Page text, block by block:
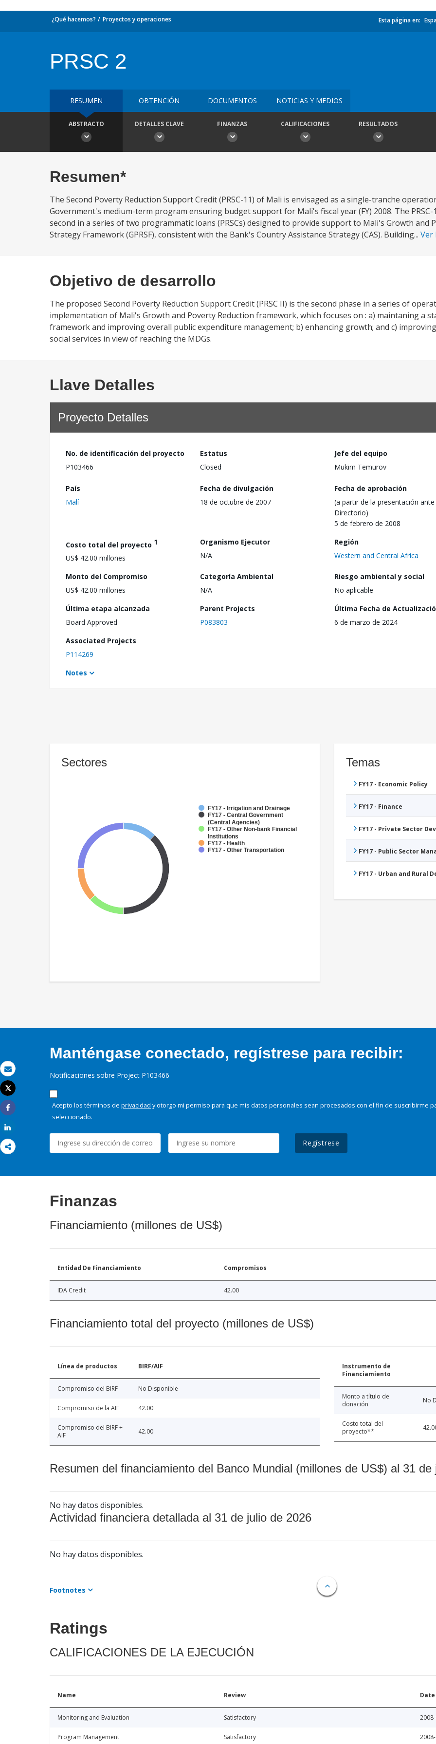
Correo electrónico
Imprimir
Tweet
Share
¿Qué hacemos? Proyectos y operaciones Esta página en:
PRSC 2
RESUMEN OBTENCIÓN DOCUMENTOS NOTICIAS Y MEDIOS
ABSTRACTO DETALLES CLAVE FINANZAS CALIFICACIONES RESULTADOS
Resumen*
The Second Poverty Reduction Support Credit (PRSC-11) of Mali is envisaged as a single-tranche
Government's medium-term program ensuring budget support for Mali's fiscal year (FY) 2008. The PRSC-
second in a series of two programmatic loans (PRSCs) designed to provide support to Mali's Growth and
Strategy Framework (GPRSF), consistent with the Bank's Country Assistance Strategy (CAS). Building... Ver
Objetivo de desarrollo
The proposed Second Poverty Reduction Support Credit (PRSC II) is the second phase in a series of
implementation of Mali's Growth and Poverty Reduction framework, which focuses on : a) maintaning a
framework and improving overall public expenditure management; b) enhancing growth; and c)
social services in view of reaching the MDGs.
Llave Detalles
Proyecto Detalles
No. de identificación del proyecto
P103466
Estatus
Closed
Jefe del equipo
Mukim Temurov
País
Malí
Fecha de divulgación
18 de octubre de 2007
Fecha de aprobación
(a partir de la presentación ante
Directorio)
5 de febrero de 2008
Costo total del proyecto 1
US$ 42.00 millones
Organismo Ejecutor
N/A
Región
Western and Central Africa
Monto del Compromiso
US$ 42.00 millones
Categoría Ambiental
N/A
Riesgo ambiental y social
No aplicable
Última etapa alcanzada
Board Approved
Parent Projects
P083803
Última Fecha de
6 de marzo de 2024
Associated Projects
P114269
Notes
Sectores
FY17 - Irrigation and Drainage
FY17 - Central Government
(Central Agencies)
FY17 - Other Non-bank Financial
Institutions
FY17 - Health
FY17 - Other Transportation
Temas
FY17 - Economic Policy
FY17 - Finance
FY17 - Private Sector
FY17 - Public Sector
FY17 - Urban and Rural
Manténgase conectado, regístrese para recibir:
Notificaciones sobre Project P103466
Acepto los términos de privacidad y otorgo mi permiso para que mis datos personales sean procesados con el fin de suscribirme
seleccionado.
Regístrese
Finanzas
Financiamiento (millones de US$)
Entidad De Financiamiento Compromisos
IDA Credit 42.00
Financiamiento total del proyecto (millones de US$)
Línea de productos BIRF/AIF
Compromiso del BIRF No Disponible
Compromiso de la AIF 42.00
Compromiso del BIRF +
AIF
42.00
Instrumento de
Financiamiento
Monto a título de
donación
No
Costo total del
proyecto**
Resumen del financiamiento del Banco Mundial (millones de US$) al 31 de
No hay datos disponibles.
Actividad financiera detallada al 31 de julio de 2026
No hay datos disponibles.
Footnotes
Ratings
CALIFICACIONES DE LA EJECUCIÓN
Name Review Date
Monitoring and Evaluation Satisfactory
Program Management Satisfactory